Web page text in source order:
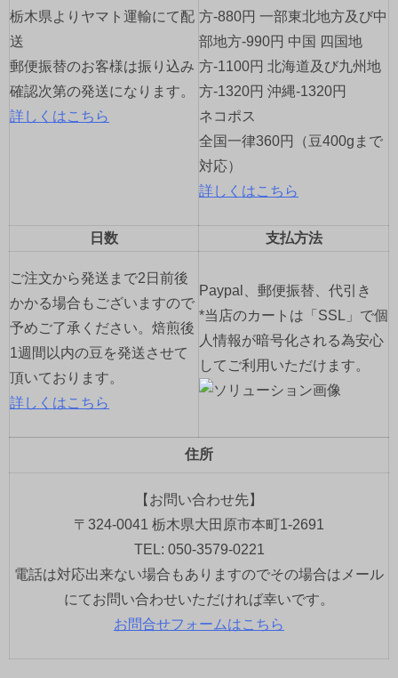
ン
栃木県よりヤマト運輸にて配
送
郵便振替のお客様は振り込み
確認次第の発送になります。
詳しくはこちら
方-880円 一部東北地方及び中
部地方-990円 中国 四国地
方-1100円 北海道及び九州地
方-1320円 沖縄-1320円
ネコポス
全国一律360円（豆400gまで
対応）
詳しくはこちら
日数 支払方法
ご注文から発送まで2日前後
かかる場合もございますので
予めご了承ください。焙煎後
1週間以内の豆を発送させて
頂いております。
詳しくはこちら
Paypal、郵便振替、代引き
*当店のカートは「SSL」で個
人情報が暗号化される為安心
してご利用いただけます。
住所
【お問い合わせ先】
〒324-0041 栃木県大田原市本町1-2691
TEL: 050-3579-0221
電話は対応出来ない場合もありますのでその場合はメール
にてお問い合わせいただければ幸いです。
お問合せフォームはこちら